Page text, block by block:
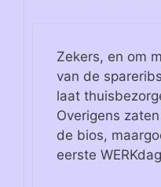
Zekers, en om
van de
laat
Overigens
de bios,
eerste